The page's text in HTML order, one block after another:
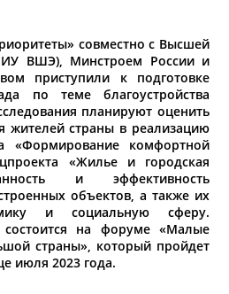
совместно с Высшей
ВШЭ), Минстроем России и
приступили к подготовке
по теме благоустройства
планируют оценить
жителей страны в реализацию
«Формирование комфортной
«Жилье и городская
и эффективность
объектов, а также их
и социальную сферу.
состоится на форуме «Малые
страны», который пройдет
июля 2023 года.